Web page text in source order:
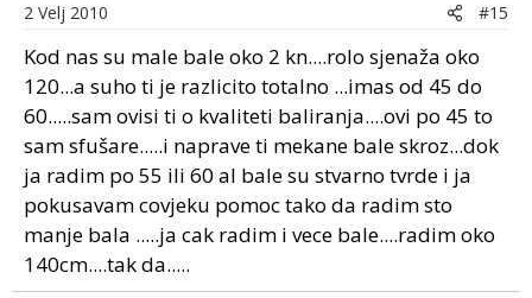
2 Velj 2010 #15
Kod nas su male bale oko 2 kn....rolo sjenaža oko
120...a suho ti je razlicito totalno ...imas od 45 do
60.....sam ovisi ti o kvaliteti baliranja....ovi po 45 to
sam sfušare.....i naprave ti mekane bale skroz...dok
ja radim po 55 ili 60 al bale su stvarno tvrde i ja
pokusavam covjeku pomoc tako da radim sto
manje bala .....ja cak radim i vece bale....radim oko
140cm....tak da.....